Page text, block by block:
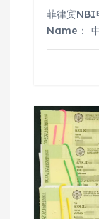
菲律宾NBI
Name：